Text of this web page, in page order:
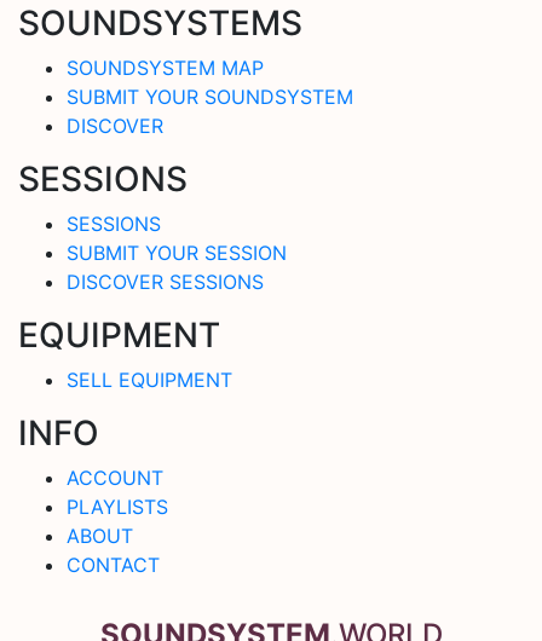
SOUNDSYSTEMS
SOUNDSYSTEM MAP
SUBMIT YOUR SOUNDSYSTEM
DISCOVER
SESSIONS
SESSIONS
SUBMIT YOUR SESSION
DISCOVER SESSIONS
EQUIPMENT
SELL EQUIPMENT
INFO
ACCOUNT
PLAYLISTS
ABOUT
CONTACT